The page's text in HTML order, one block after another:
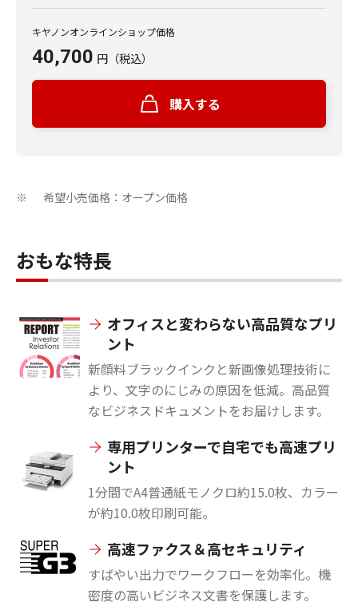
キヤノンオンラインショップ価格
40,700 円 （税込）
購入する
※ 希望小売価格：オープン価格
おもな特長
オフィスと変わらない高品質なプリ
ント
新顔料ブラックインクと新画像処理技術に
より、文字のにじみの原因を低減。高品質
なビジネスドキュメントをお届けします。
専用プリンターで自宅でも高速プリ
ント
1分間でA4普通紙モノクロ約15.0枚、カラー
が約10.0枚印刷可能。
高速ファクス＆高セキュリティ
すばやい出力でワークフローを効率化。機
密度の高いビジネス文書を保護します。